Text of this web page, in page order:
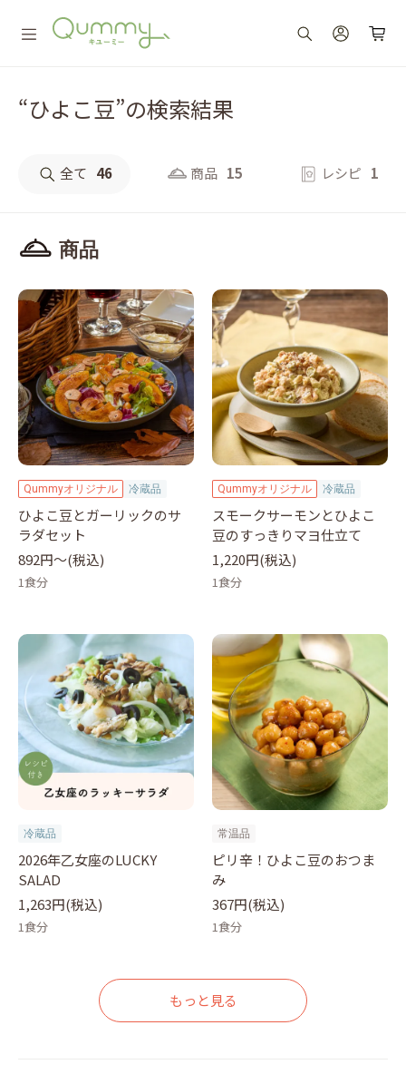
“ひよこ豆”の検索結果
全て 46 商品 15 レシピ 1
商品
Qummyオリジナル 冷蔵品
ひよこ豆とガーリックのサ
ラダセット
892円〜(税込)
1食分
Qummyオリジナル 冷蔵品
スモークサーモンとひよこ
豆のすっきりマヨ仕立て
1,220円(税込)
1食分
冷蔵品
2026年乙女座のLUCKY
SALAD
1,263円(税込)
1食分
常温品
ピリ辛！ひよこ豆のおつま
み
367円(税込)
1食分
もっと見る